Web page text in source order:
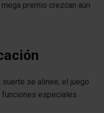
premio crezcan aún
se alinee, el juego
funciones especiales.